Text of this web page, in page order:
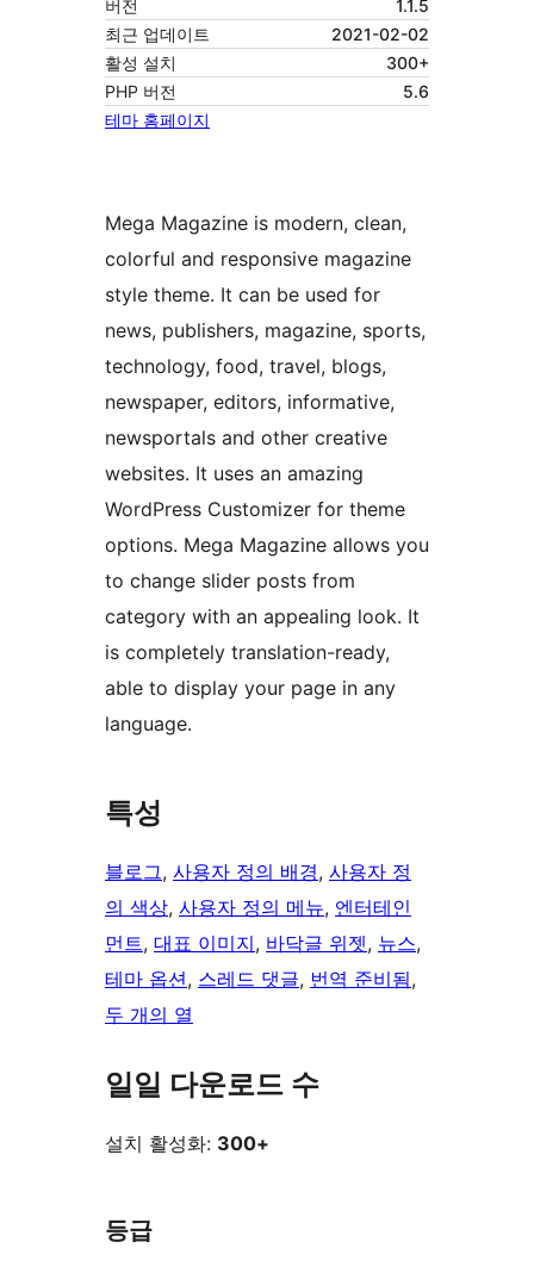
버전
1.1.5
최근 업데이트
2021-02-02
활성 설치
300+
PHP 버전
5.6
테마 홈페이지
Mega Magazine is modern, clean,
colorful and responsive magazine
style theme. It can be used for
news, publishers, magazine, sports,
technology, food, travel, blogs,
newspaper, editors, informative,
newsportals and other creative
websites. It uses an amazing
WordPress Customizer for theme
options. Mega Magazine allows you
to change slider posts from
category with an appealing look. It
is completely translation-ready,
able to display your page in any
language.
특성
블로그, 사용자 정의 배경, 사용자 정
의 색상, 사용자 정의 메뉴, 엔터테인
먼트, 대표 이미지, 바닥글 위젯, 뉴스
테마 옵션, 스레드 댓글, 번역 준비됨
두 개의 열
일일 다운로드 수
설치 활성화: 300+
등급